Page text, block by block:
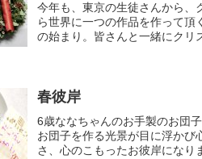
今年も、東京の生徒さんから、
ら世界に一つの作品を作って
の始まり。皆さんと一緒にクリ
春彼岸
6歳ななちゃんのお手製のお団
お団子を作る光景が目に浮かび
さ、心のこもったお彼岸になり